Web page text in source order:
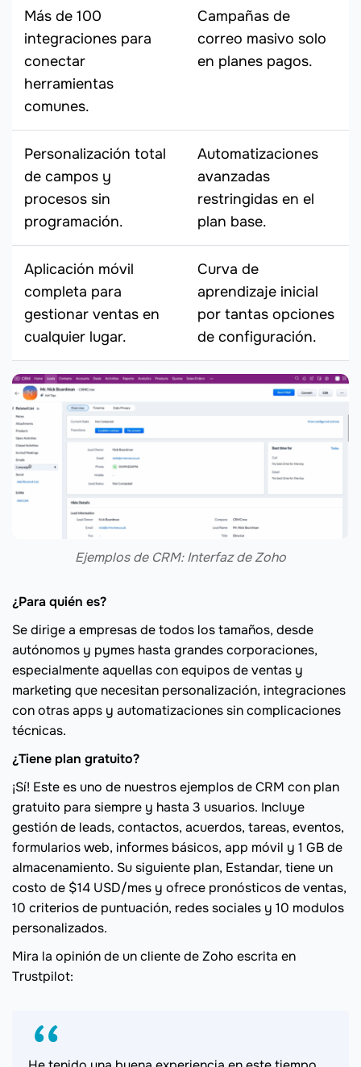
Más de 100
integraciones para
conectar
herramientas
comunes.
Campañas de
correo masivo solo
en planes pagos.
Personalización total
de campos y
procesos sin
programación.
Automatizaciones
avanzadas
restringidas en el
plan base.
Aplicación móvil
completa para
gestionar ventas en
cualquier lugar.
Curva de
aprendizaje inicial
por tantas opciones
de configuración.
Ejemplos de CRM: Interfaz de Zoho
¿Para quién es?
Se dirige a empresas de todos los tamaños, desde
autónomos y pymes hasta grandes corporaciones,
especialmente aquellas con equipos de ventas y
marketing que necesitan personalización, integraciones
con otras apps y automatizaciones sin complicaciones
técnicas.
¿Tiene plan gratuito?
¡Sí! Este es uno de nuestros ejemplos de CRM con plan
gratuito para siempre y hasta 3 usuarios. Incluye
gestión de leads, contactos, acuerdos, tareas, eventos,
formularios web, informes básicos, app móvil y 1 GB de
almacenamiento. Su siguiente plan, Estandar, tiene un
costo de $14 USD/mes y ofrece pronósticos de ventas,
10 criterios de puntuación, redes sociales y 10 modulos
personalizados.
Mira la opinión de un cliente de Zoho escrita en
Trustpilot: